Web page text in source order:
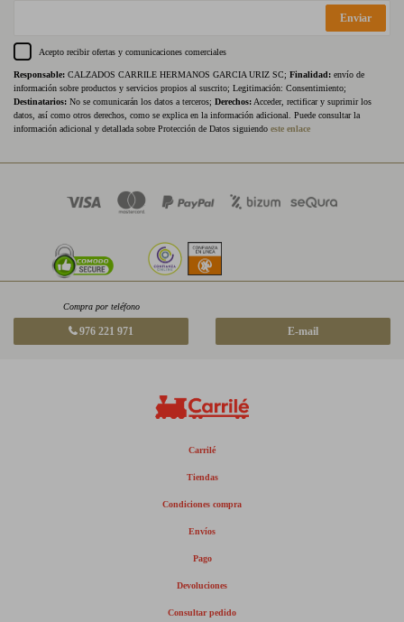
Enviar
Acepto recibir ofertas y comunicaciones comerciales
Responsable: CALZADOS CARRILE HERMANOS GARCIA URIZ SC; Finalidad: envío de
información sobre productos y servicios propios al suscrito; Legitimación: Consentimiento;
Destinatarios: No se comunicarán los datos a terceros; Derechos: Acceder, rectificar y suprimir los
datos, así como otros derechos, como se explica en la información adicional. Puede consultar la
información adicional y detallada sobre Protección de Datos siguiendo este enlace
Compra por teléfono
976 221 971 E-mail
Carrilé
Tiendas
Condiciones compra
Envíos
Pago
Devoluciones
Consultar pedido